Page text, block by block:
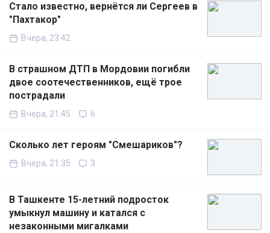
Стало известно, вернётся ли Сергеев в
"Пахтакор"
Вчера, 23:42
В страшном ДТП в Мордовии погибли
двое соотечественников, ещё трое
пострадали
Вчера, 21:45 6
Сколько лет героям "Смешариков"?
Вчера, 21:35 3
В Ташкенте 15-летний подросток
умыкнул машину и катался с
незаконными мигалками